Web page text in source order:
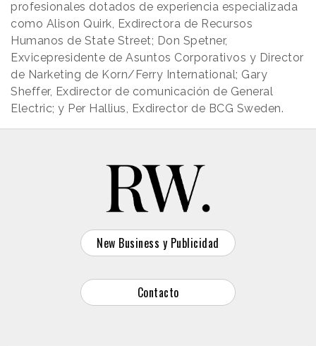
profesionales dotados de experiencia especializada
como Alison Quirk, Exdirectora de Recursos
Humanos de State Street; Don Spetner,
Exvicepresidente de Asuntos Corporativos y Director
de Narketing de Korn/Ferry International; Gary
Sheffer, Exdirector de comunicación de General
Electric; y Per Hallius, Exdirector de BCG Sweden.
New Business y Publicidad
Contacto